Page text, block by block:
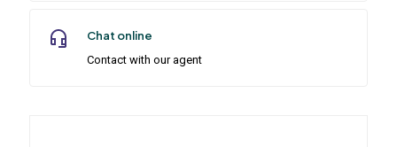
Chat online
Contact with our agent